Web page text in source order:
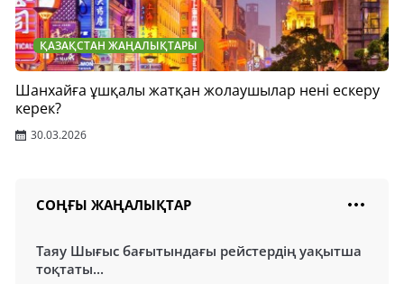
ҚАЗАҚСТАН ЖАҢАЛЫҚТАРЫ
Шанхайға ұшқалы жатқан жолаушылар нені ескеру
керек?
30.03.2026
СОҢҒЫ ЖАҢАЛЫҚТАР
Таяу Шығыс бағытындағы рейстердің уақытша
тоқтаты...